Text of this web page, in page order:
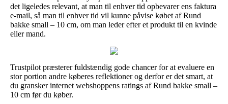
det ligeledes relevant, at man til enhver tid opbevarer ens faktura
e-mail, så man til enhver tid vil kunne påvise købet af Rund
bakke small – 10 cm, om man leder efter et produkt til en kvinde
eller mand.
Trustpilot præsterer fuldstændig gode chancer for at evaluere en
stor portion andre køberes reflektioner og derfor er det smart, at
du gransker internet webshoppens ratings af Rund bakke small –
10 cm før du køber.